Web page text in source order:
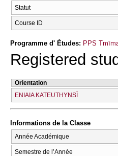
Statut
Course ID
Programme d' Études: PPS
Registered
Orientation
ENIAIA KATEUTHYNSĪ
Informations de la Classe
Année Académique
Semestre de l’Année